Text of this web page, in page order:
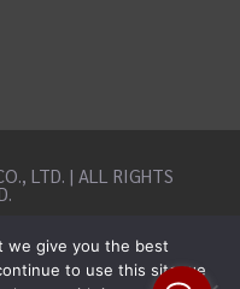
LTD. | ALL RIGHTS
we give you the best
to use this site we